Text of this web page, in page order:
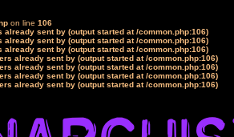
on line 106
sent by (output started at /common.php:106)
sent by (output started at /common.php:106)
sent by (output started at /common.php:106)
already sent by (output started at /common.php:106)
already sent by (output started at /common.php:106)
already sent by (output started at /common.php:106)
already sent by (output started at /common.php:106)